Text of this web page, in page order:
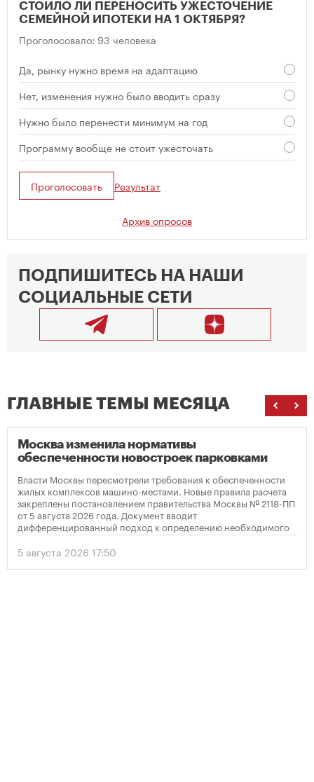
СТОИЛО ЛИ ПЕРЕНОСИТЬ УЖЕСТОЧЕНИЕ
СЕМЕЙНОЙ ИПОТЕКИ НА 1 ОКТЯБРЯ?
Проголосовало: 93 человека
Да, рынку нужно время на адаптацию
Нет, изменения нужно было вводить сразу
Нужно было перенести минимум на год
Программу вообще не стоит ужесточать
Проголосовать Результат
Архив опросов
ПОДПИШИТЕСЬ НА НАШИ
СОЦИАЛЬНЫЕ СЕТИ
ГЛАВНЫЕ ТЕМЫ МЕСЯЦА
Москва изменила нормативы
обеспеченности новостроек парковками
Власти Москвы пересмотрели требования к обеспеченности
жилых комплексов машино-местами. Новые правила расчета
закреплены постановлением правительства Москвы № 2118-ПП
от 5 августа 2026 года. Документ вводит
дифференцированный подход к определению необходимого
количества парковок в зависимости от площади квартир и
устанавливает переходный период для уже согласованных
проектов.
5 августа 2026 17:50